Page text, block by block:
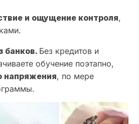
и ощущение контроля,
банков. Без кредитов и
обучение поэтапно,
напряжения, по мере